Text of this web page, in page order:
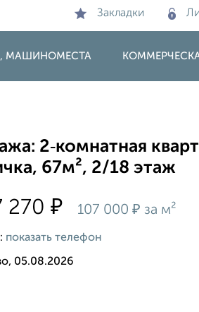
Закладки
МАШИНОМЕСТА
2‑комнатная
67м², 2/18 этаж
270₽ 107 000₽ за м²
показать телефон
05.08.2026